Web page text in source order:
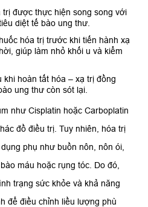
trị được thực hiện song song với
diệt tế bào ung thư.
hóa trị trước khi tiến hành xạ
giúp làm nhỏ khối u và kiểm
hoàn tất hóa – xạ trị đồng
ung thư còn sót lại.
như Cisplatin hoặc Carboplatin
đồ điều trị. Tuy nhiên, hóa trị
phụ như buồn nôn, nôn ói,
máu hoặc rụng tóc. Do đó,
trạng sức khỏe và khả năng
để điều chỉnh liều lượng phù